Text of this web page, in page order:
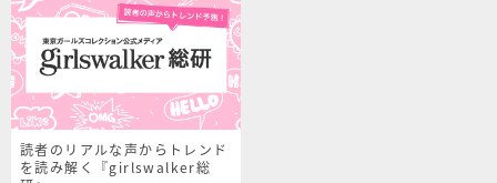
読者のリアルな声からトレンド
を読み解く『girlswalker総